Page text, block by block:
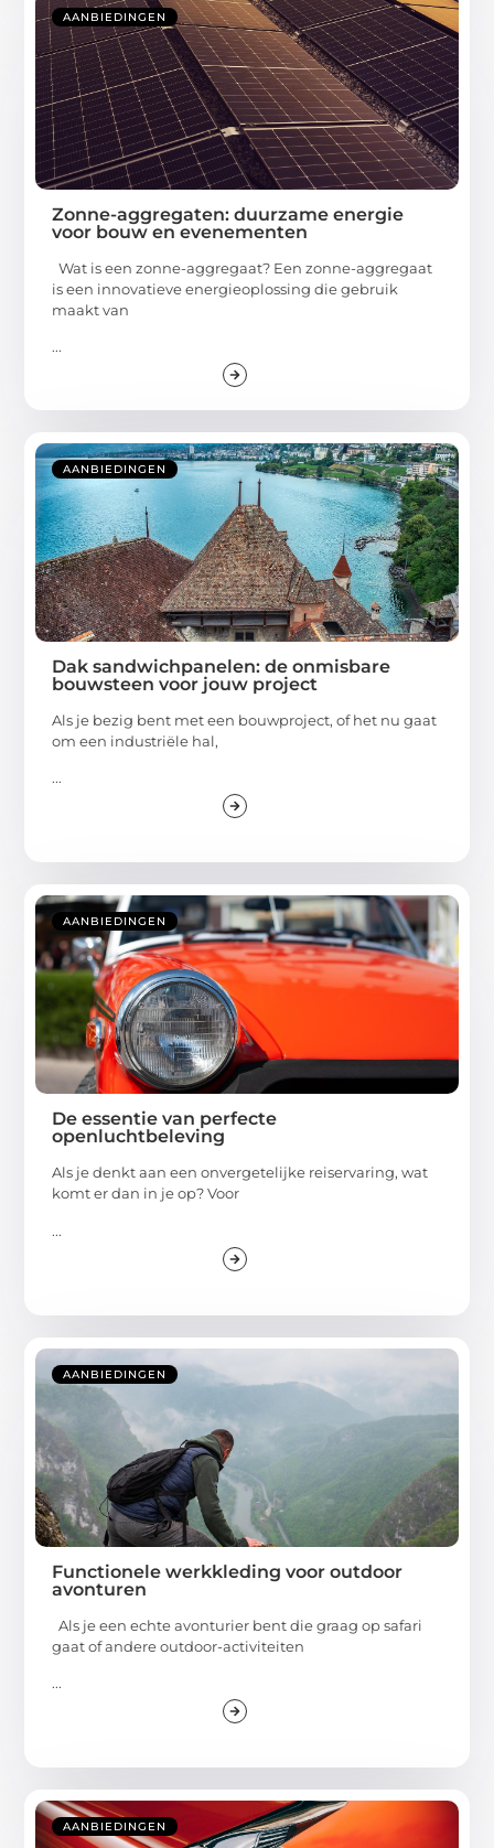
AANBIEDINGEN
Zonne-aggregaten: duurzame energie
voor bouw en evenementen
Wat is een zonne-aggregaat? Een zonne-aggregaat
is een innovatieve energieoplossing die gebruik
maakt van
...
AANBIEDINGEN
Dak sandwichpanelen: de onmisbare
bouwsteen voor jouw project
Als je bezig bent met een bouwproject, of het nu gaat
om een industriële hal,
...
AANBIEDINGEN
De essentie van perfecte
openluchtbeleving
Als je denkt aan een onvergetelijke reiservaring, wat
komt er dan in je op? Voor
...
AANBIEDINGEN
Functionele werkkleding voor outdoor
avonturen
Als je een echte avonturier bent die graag op safari
gaat of andere outdoor-activiteiten
...
AANBIEDINGEN